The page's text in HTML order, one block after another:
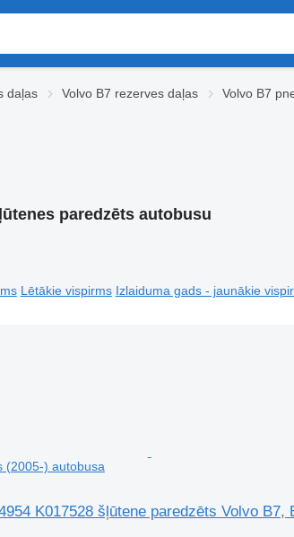
daļas Volvo B7 rezerves daļas Volvo B7
paredzēts autobusu
Lētākie vispirms Izlaiduma gads - jaunākie
(2005-) autobusa
K017528 šļūtene paredzēts Volvo